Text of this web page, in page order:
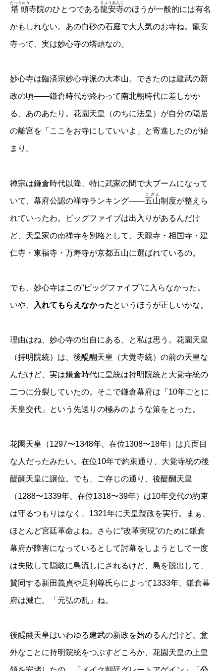
塔頭
たっちゅう
寺院のひとつである龍安寺
りょうあんじ
のほうが一般的には有名
かもしれない。あの白砂の石庭で大人気のお寺ね。龍安
寺って、実は妙心寺の塔頭なの。
妙心寺は臨済宗妙心寺派の大本山。できたのは建武の新
政の頃——鎌倉時代が終わって南北朝時代に差しかか
る、あのあたり。花園天皇（のちに法皇）が自分の隠居
の離宮を「ここをお寺にしていいよ」と寄進したのが始
まり。
禅宗は鎌倉時代以降、特に武家の間で大ブームになって
いて、幕府公認の禅寺ランキング——五山
ござん
制度が整えら
れていったわ。ビッグファイブは出入りがあるんだけ
ど、天皇家の南禅寺を別格として、天龍寺・相国寺・建
仁寺・東福寺・万寿寺が京都五山に選ばれているの。
でも、妙心寺はこの”ビッグファイブ”に入らなかった。
いや、 入れてもらえなかったというほうが正しいかな。
理由はね、妙心寺の出自にある、と私は思う。花園天皇
（持明院統）は、後醍醐天皇（大覚寺統）の前の天皇な
んだけど、実は鎌倉時代に皇統は持明院統と大覚寺統の
二つに分裂していたの。そこで鎌倉幕府は「10年ごとに
天皇交代」という先送りの極みのような策をとった。
花園天皇（1297〜1348年、在位1308〜18年）は真面目
な人だったみたい。在位10年で約束通り、大覚寺統の後
醍醐天皇に譲位。でも、ご存じの通り、後醍醐天皇
（1288〜1339年、在位1318〜39年）は10年交代の約束
は守るつもりはなく、1321年に天皇親政を実行。まぁ、
ほとんど宮廷革命よね。さらに”改革実現”のために鎌倉
幕府が障害になっているとして討幕をしようとして一度
は失敗して隠岐に島流しにされるけど、島を脱出して、
賛同する新田義貞や足利尊氏らによって1333年、鎌倉幕
府は滅亡。「元弘の乱」ね。
後醍醐天皇はいわゆる建武の新政を始めるんだけど、意
外なことに持明院統をつぶすどころか、花園天皇の上皇